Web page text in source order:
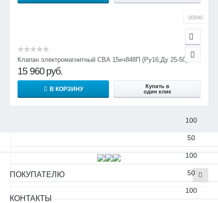
±5
±5
Условный проход Ду, мм
100
50
100
50
100
00940
Клапан электромагнитный СВА 15кч848П (Ру16;Ду 25-50)
15 960 руб.
В КОРЗИНУ
Купить в
один клик
ПОКУПАТЕЛЮ
КОНТАКТЫ